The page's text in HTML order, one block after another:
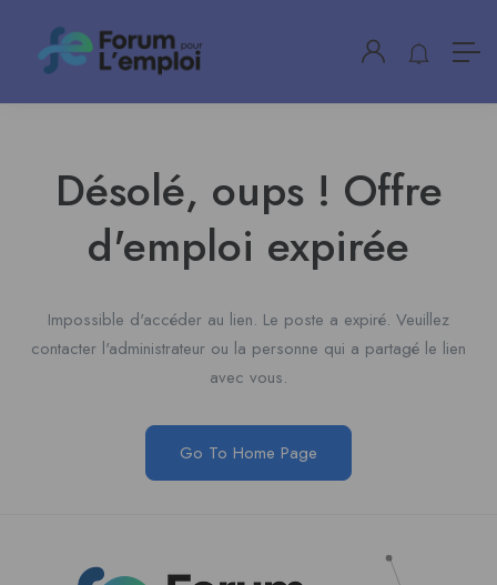
Désolé, oups ! Offre
d'emploi expirée
Impossible d'accéder au lien. Le poste a expiré. Veuillez
contacter l'administrateur ou la personne qui a partagé le lien
avec vous.
Go To Home Page